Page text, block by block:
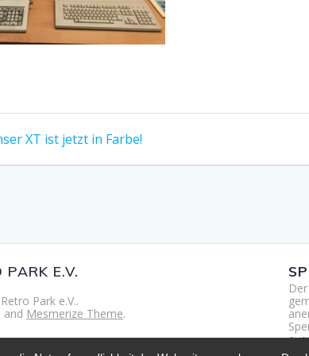
XT ist jetzt in Farbe!
PARK E.V.
Park e.V..
and Mesmerize Theme.